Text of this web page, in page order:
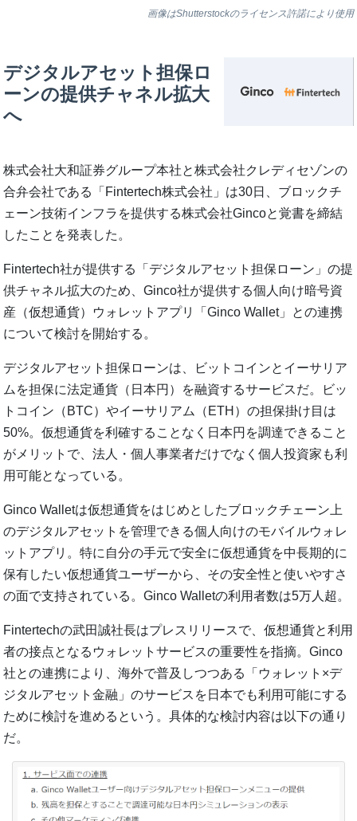
画像はShutterstockのライセンス許諾により使用
デジタルアセット担保ロ
ーンの提供チャネル拡大
へ
株式会社大和証券グループ本社と株式会社クレディセゾンの
合弁会社である「Fintertech株式会社」は30日、ブロックチ
ェーン技術インフラを提供する株式会社Gincoと覚書を締結
したことを発表した。
Fintertech社が提供する「デジタルアセット担保ローン」の提
供チャネル拡大のため、Ginco社が提供する個人向け暗号資
産（仮想通貨）ウォレットアプリ「Ginco Wallet」との連携
について検討を開始する。
デジタルアセット担保ローンは、ビットコインとイーサリア
ムを担保に法定通貨（日本円）を融資するサービスだ。ビッ
トコイン（BTC）やイーサリアム（ETH）の担保掛け目は
50%。仮想通貨を利確することなく日本円を調達できること
がメリットで、法人・個人事業者だけでなく個人投資家も利
用可能となっている。
Ginco Walletは仮想通貨をはじめとしたブロックチェーン上
のデジタルアセットを管理できる個人向けのモバイルウォレ
ットアプリ。特に自分の手元で安全に仮想通貨を中長期的に
保有したい仮想通貨ユーザーから、その安全性と使いやすさ
の面で支持されている。Ginco Walletの利用者数は5万人超。
Fintertechの武田誠社長はプレスリリースで、仮想通貨と利用
者の接点となるウォレットサービスの重要性を指摘。Ginco
社との連携により、海外で普及しつつある「ウォレット×デ
ジタルアセット金融」のサービスを日本でも利用可能にする
ために検討を進めるという。具体的な検討内容は以下の通り
だ。